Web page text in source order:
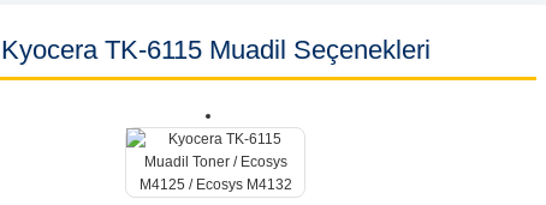
Kyocera TK-6115 Muadil Seçenekleri